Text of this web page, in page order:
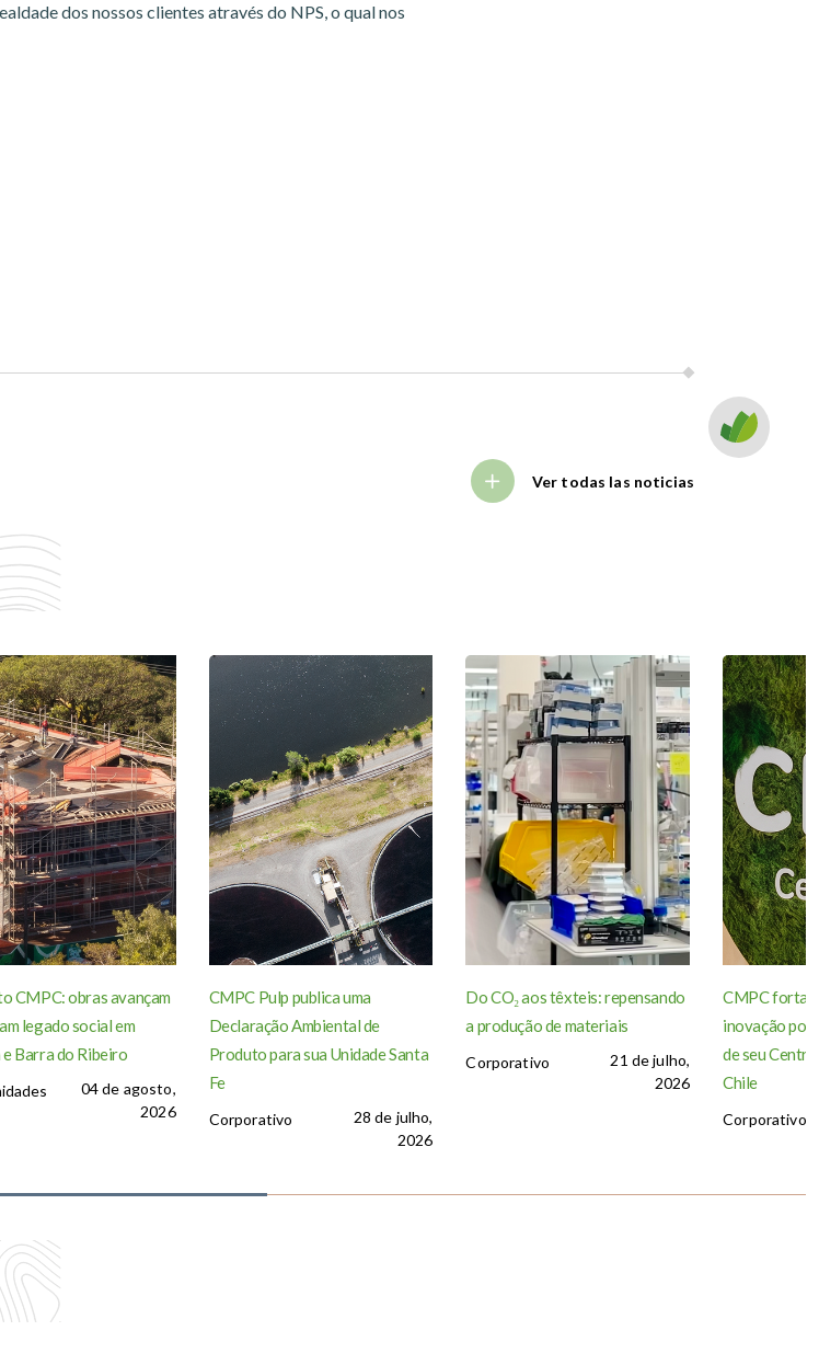
dos nossos clientes através do NPS, o qual nos
Ver todas las noticias
CMPC: obras avançam
legado social em
e Barra do Ribeiro
04 de agosto,
2026
CMPC Pulp publica uma
Declaração Ambiental de
Produto para sua Unidade Santa
Fe
Corporativo
28 de julho,
2026
Do CO₂ aos têxteis: repensando
a produção de materiais
Corporativo
21 de julho,
2026
CMPC
inovação por
de seu
Chile
Corporativo